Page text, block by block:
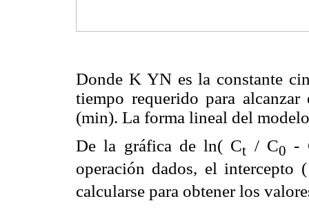
Donde K YN es la constante
tiempo requerido para
(min). La forma lineal del
De la gráfica de ln( Ct / C0 -
operación dados, el intercepto
calcularse para obtener los